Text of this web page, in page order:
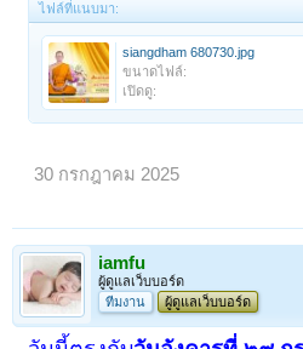
ไฟล์ที่แนบมา:
siangdham 680730.jpg
ขนาดไฟล์:
เปิดดู:
30 กรกฎาคม 2025
iamfu
ผู้ดูแลเว็บบอร์ด
ทีมงาน
ผู้ดูแลเว็บบอร์ด